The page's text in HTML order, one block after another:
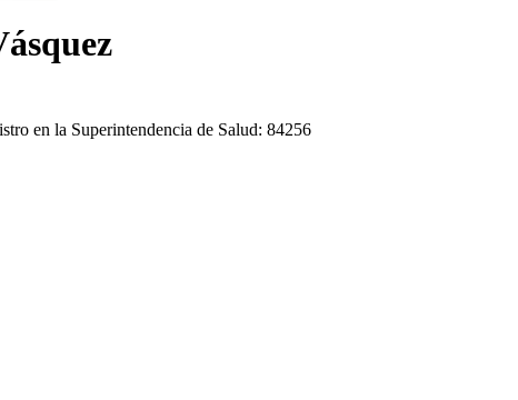
en la Superintendencia de Salud: 84256